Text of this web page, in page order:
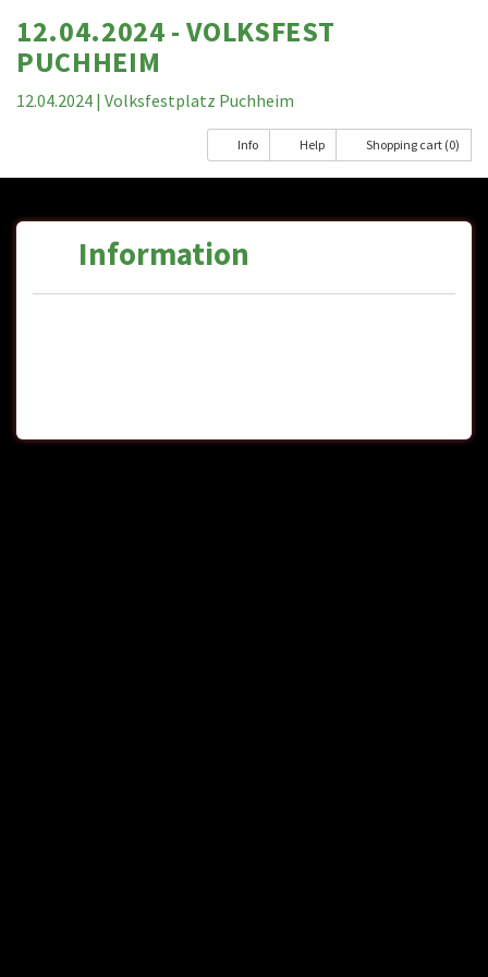
12.04.2024 - VOLKSFEST
PUCHHEIM
12.04.2024 | Volksfestplatz Puchheim
Info Help Shopping cart (0)
Information